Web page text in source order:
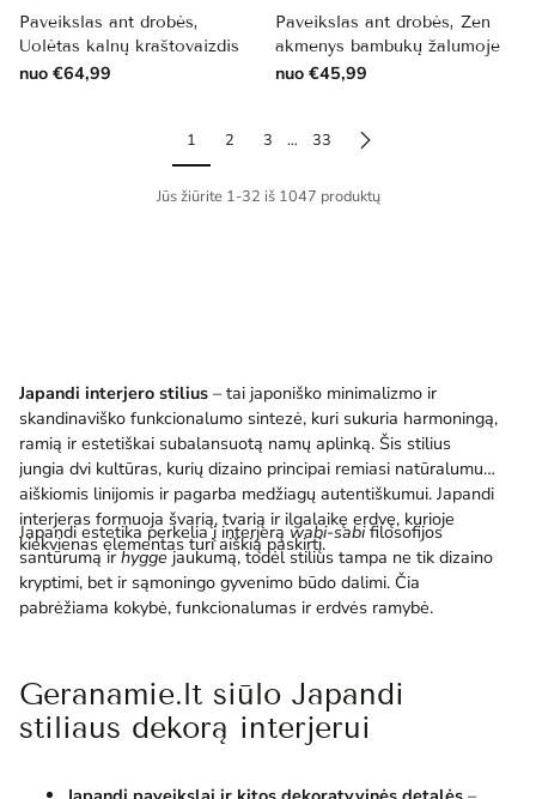
Paveikslas ant drobės,
Uolėtas kalnų kraštovaizdis
nuo €64,99
Paveikslas ant drobės, Zen
akmenys bambukų žalumoje
nuo €45,99
1 2 3 … 33
Jūs žiūrite 1-32 iš 1047 produktų
Japandi interjero stilius – tai japoniško minimalizmo ir
skandinaviško funkcionalumo sintezė, kuri sukuria harmoningą,
ramią ir estetiškai subalansuotą namų aplinką. Šis stilius
jungia dvi kultūras, kurių dizaino principai remiasi natūralumu,
aiškiomis linijomis ir pagarba medžiagų autentiškumui. Japandi
interjeras formuoja švarią, tvarią ir ilgalaikę erdvę, kurioje
kiekvienas elementas turi aiškią paskirtį.
Japandi estetika perkelia į interjerąwabi-sabifilosofijos
santūrumą irhyggejaukumą, todėl stilius tampa ne tik dizaino
kryptimi, bet ir sąmoningo gyvenimo būdo dalimi. Čia
pabrėžiama kokybė, funkcionalumas ir erdvės ramybė.
Geranamie.lt siūlo Japandi
stiliaus dekorą interjerui